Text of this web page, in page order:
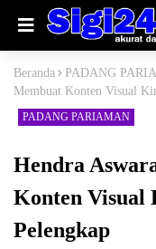
Beranda PADANG
Membuat Konten Visual
PADANG PARIAMAN
Hendra
Konten Visual
Pelengkap